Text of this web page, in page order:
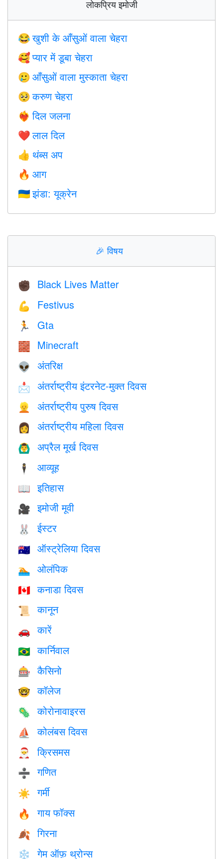
लोकप्रिय इमोजी
😂 खुशी के आँसुओं वाला चेहरा
🥰 प्यार में डूबा चेहरा
🥲 आँसुओं वाला मुस्काता चेहरा
🥺 करुण चेहरा
❤️‍🔥 दिल जलना
❤️ लाल दिल
👍 थंब्स अप
🔥 आग
🇺🇦 झंडा: यूक्रेन
🎉विषय
✊🏿 Black Lives Matter
💪 Festivus
🏃 Gta
🧱 Minecraft
👽 अंतरिक्ष
📩 अंतर्राष्ट्रीय इंटरनेट-मुक्त दिवस
👱 अंतर्राष्ट्रीय पुरुष दिवस
👩 अंतर्राष्ट्रीय महिला दिवस
🙆‍♂️ अप्रैल मूर्ख दिवस
🕴️ आव्यूह
📖 इतिहास
🎥 इमोजी मूवी
🐰 ईस्टर
🇦🇺 ऑस्ट्रेलिया दिवस
🏊 ओलंपिक
🇨🇦 कनाडा दिवस
📜 कानून
🚗 कारें
🇧🇷 कार्निवाल
🎰 कैसिनो
🤓 कॉलेज
🦠 कोरोनावाइरस
⛵️ कोलंबस दिवस
🎅 क्रिसमस
➗ गणित
☀️ गर्मी
🔥 गाय फॉक्स
🍂 गिरना
❄️ गेम ऑफ़ थ्रोन्स